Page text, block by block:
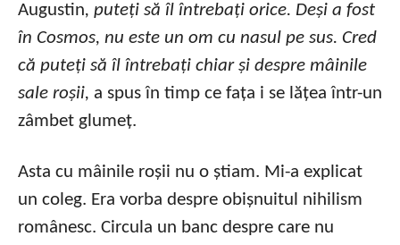
Augustin, puteți să îl întrebați orice. Deși a fost
în Cosmos, nu este un om cu nasul pe sus. Cred
că puteți să îl întrebați chiar și despre mâinile
sale roșii, a spus în timp ce fața i se lățea într-un
zâmbet glumeț.
Asta cu mâinile roșii nu o știam. Mi-a explicat
un coleg. Era vorba despre obișnuitul nihilism
românesc. Circula un banc despre care nu